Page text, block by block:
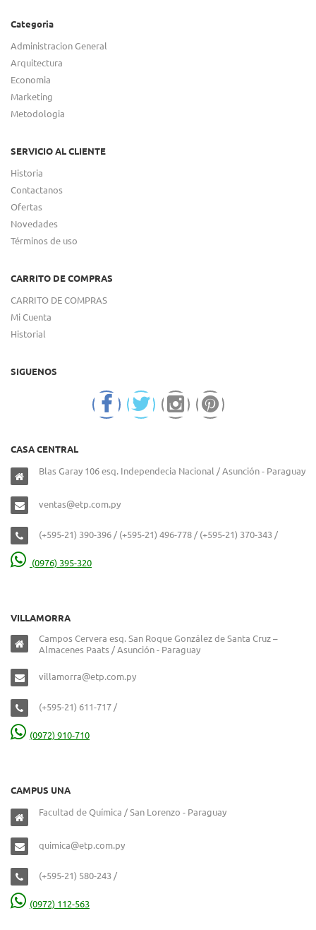
Categoria
Administracion General
Arquitectura
Economia
Marketing
Metodologia
SERVICIO AL CLIENTE
Historia
Contactanos
Ofertas
Novedades
Términos de uso
CARRITO DE COMPRAS
CARRITO DE COMPRAS
Mi Cuenta
Historial
SIGUENOS
CASA CENTRAL
Blas Garay 106 esq. Independecia Nacional / Asunción - Paraguay
ventas@etp.com.py
(+595-21) 390-396 / (+595-21) 496-778 / (+595-21) 370-343 /
(0976) 395-320
VILLAMORRA
Campos Cervera esq. San Roque González de Santa Cruz –
Almacenes Paats / Asunción - Paraguay
villamorra@etp.com.py
(+595-21) 611-717 /
(0972) 910-710
CAMPUS UNA
Facultad de Química / San Lorenzo - Paraguay
quimica@etp.com.py
(+595-21) 580-243 /
(0972) 112-563